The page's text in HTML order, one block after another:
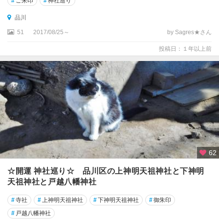
品川
51 2017/08/25～ by Sagres★さん
投稿日：１年以上前
62
☆開運 神社巡り☆ 品川区の上神明天祖神社と下神明
天祖神社と戸越八幡神社
#寺社 # 上神明天祖神社 #下神明天祖神社 #御朱印
# 戸越八幡神社